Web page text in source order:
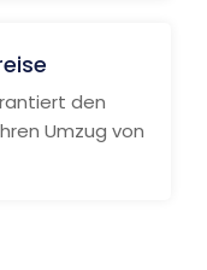
den
Umzug von